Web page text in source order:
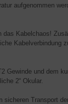
aufgenommen
Kabelchaos!
Kabelverbindung
Gewinde und dem
2“ Okular.
Transport